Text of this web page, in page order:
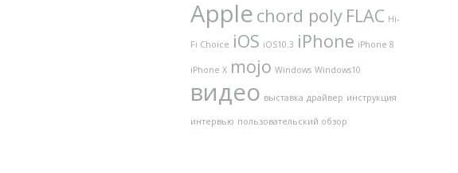
Apple chord poly FLAC Hi-
Fi Choice iOS iOS10.3 iPhone iPhone 8
iPhone X mojo Windows Windows10
видео выставка драйвер инструкция
интервью пользовательский обзор